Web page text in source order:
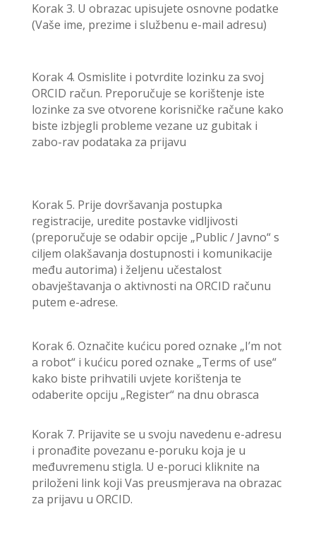
Korak 3. U obrazac upisujete osnovne podatke
(Vaše ime, prezime i službenu e-mail adresu)
Korak 4. Osmislite i potvrdite lozinku za svoj
ORCID račun. Preporučuje se korištenje iste
lozinke za sve otvorene korisničke račune kako
biste izbjegli probleme vezane uz gubitak i
zabo-rav podataka za prijavu
Korak 5. Prije dovršavanja postupka
registracije, uredite postavke vidljivosti
(preporučuje se odabir opcije „Public / Javno“ s
ciljem olakšavanja dostupnosti i komunikacije
među autorima) i željenu učestalost
obavještavanja o aktivnosti na ORCID računu
putem e-adrese.
Korak 6. Označite kućicu pored oznake „I’m not
a robot“ i kućicu pored oznake „Terms of use“
kako biste prihvatili uvjete korištenja te
odaberite opciju „Register“ na dnu obrasca
Korak 7. Prijavite se u svoju navedenu e-adresu
i pronađite povezanu e-poruku koja je u
međuvremenu stigla. U e-poruci kliknite na
priloženi link koji Vas preusmjerava na obrazac
za prijavu u ORCID.